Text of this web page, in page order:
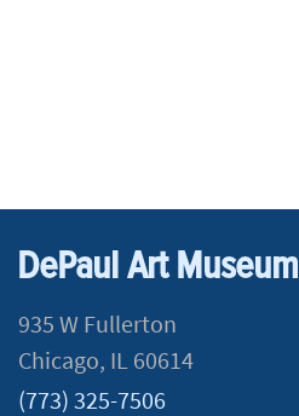
DePaul Art Museum
935 W Fullerton
Chicago, IL 60614
(773) 325-7506